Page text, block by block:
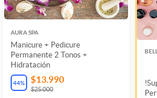
AURA SPA
Manicure + Pedicure
Permanente 2 Tonos +
Hidratación
44% $13.990
$25.000